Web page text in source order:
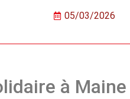
05/03/2026
à